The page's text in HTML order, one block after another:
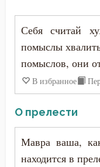
Спор
Страсть
Себя считай
помыслы
помыслов, они
В избранное
О прелести
Мавра ваша,
находится в